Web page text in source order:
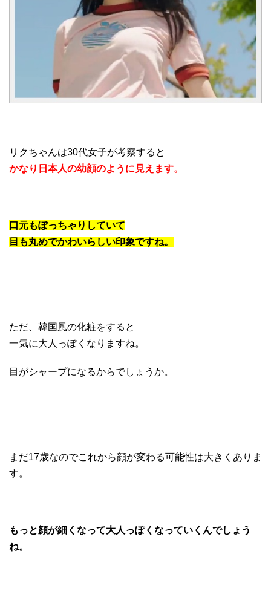
リクちゃんは30代女子が考察すると
かなり日本人の幼顔のように見えます。
口元もぽっちゃりしていて
目も丸めでかわいらしい印象ですね。
ただ、韓国風の化粧をすると
一気に大人っぽくなりますね。
目がシャープになるからでしょうか。
まだ17歳なのでこれから顔が変わる可能性は大きくありま
す。
もっと顔が細くなって大人っぽくなっていくんでしょう
ね。